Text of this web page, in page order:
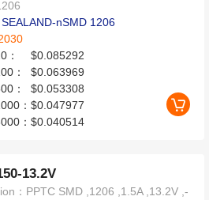
SEALAND-nSMD 1206
：
$0.085292
：
$0.063969
：
$0.053308
：$0.047977
：$0.040514
13.2V
： PPTC SMD ,1206 ,1.5A ,13.2V ,-